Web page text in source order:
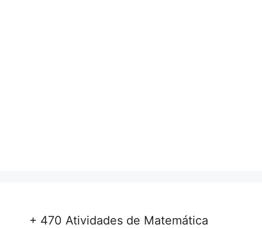
+ 470 Atividades de Matemática